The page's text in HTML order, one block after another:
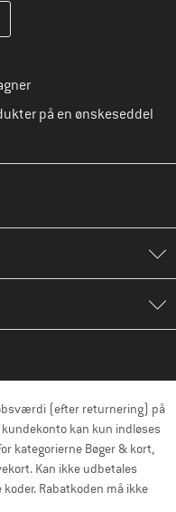
i næste trin din
på en ønskeseddel
(efter returnering) på
kan kun indløses
kategorierne Bøger & kort,
Kan ikke udbetales
Rabatkoden må ikke